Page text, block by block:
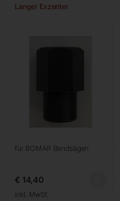
Langer Exzenter
für BOMAR Bandsägen
€ 14,40
inkl. MwSt.